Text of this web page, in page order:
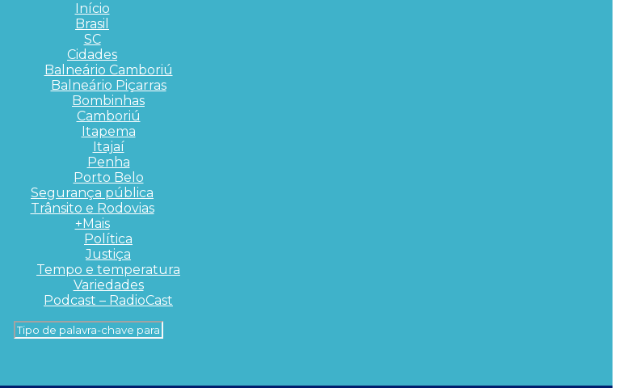
Início
Brasil
SC
Cidades
Balneário Camboriú
Balneário Piçarras
Bombinhas
Camboriú
Itapema
Itajaí
Penha
Porto Belo
Segurança pública
Trânsito e Rodovias
+Mais
Política
Justiça
Tempo e temperatura
Variedades
Podcast – RadioCast